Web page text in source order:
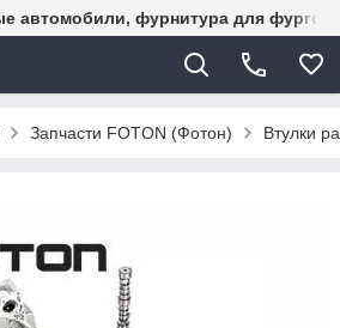
автомобили, фурнитура для
Запчасти FOTON (Фотон) Втулки